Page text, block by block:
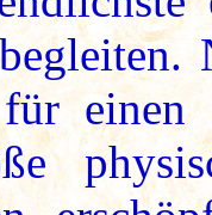
einen